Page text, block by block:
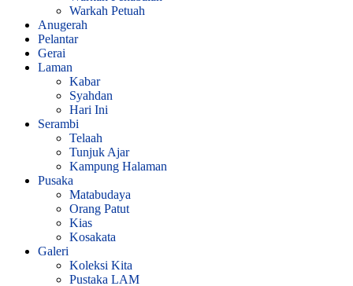
Warkah Petuah
Anugerah
Pelantar
Gerai
Laman
Kabar
Syahdan
Hari Ini
Serambi
Telaah
Tunjuk Ajar
Kampung Halaman
Pusaka
Matabudaya
Orang Patut
Kias
Kosakata
Galeri
Koleksi Kita
Pustaka LAM